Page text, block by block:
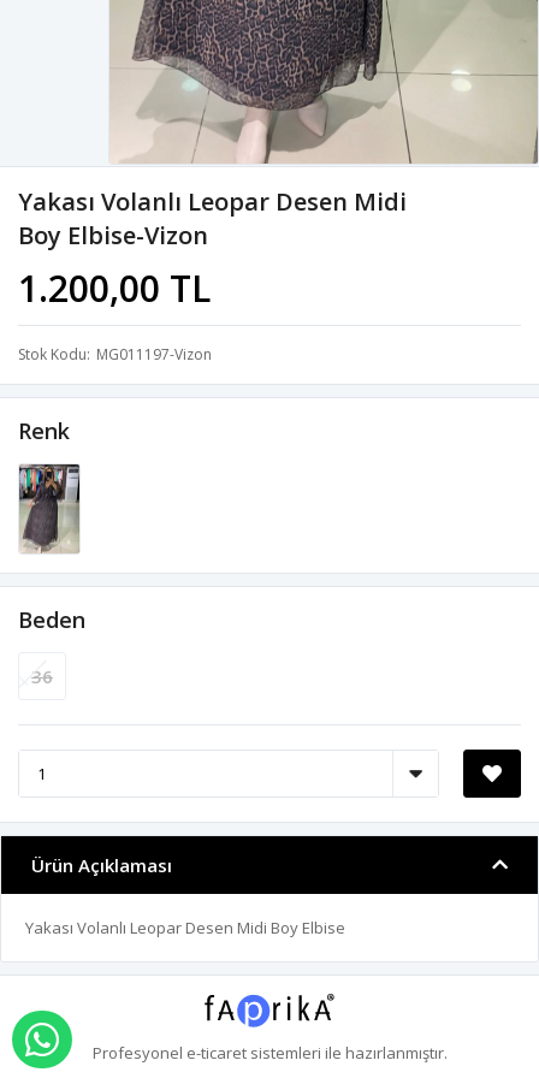
Yakası Volanlı Leopar Desen Midi
Boy Elbise-Vizon
1.200,00 TL
Stok Kodu MG011197-Vizon
Renk
Beden
36
Ürün Açıklaması
Yakası Volanlı Leopar Desen Midi Boy Elbise
Profesyonel e-ticaretsistemleri ile hazırlanmıştır.